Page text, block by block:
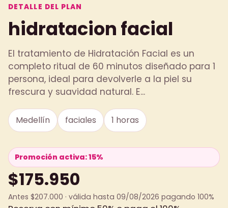
DETALLE DEL PLAN
hidratacion facial
El tratamiento de Hidratación Facial es un
completo ritual de 60 minutos diseñado para 1
persona, ideal para devolverle a la piel su
frescura y suavidad natural. E...
Medellín faciales 1 horas
Promoción activa: 15%
$175.950
Antes $207.000 · válida hasta 09/08/2026 pagando 100%